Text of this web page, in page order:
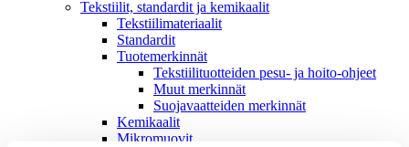
Tekstiilit, standardit ja kemikaalit
Tekstiilimateriaalit
Standardit
Tuotemerkinnät
Tekstiilituotteiden pesu- ja hoito-ohjeet
Muut merkinnät
Suojavaatteiden merkinnät
Kemikaalit
Mikromuovit